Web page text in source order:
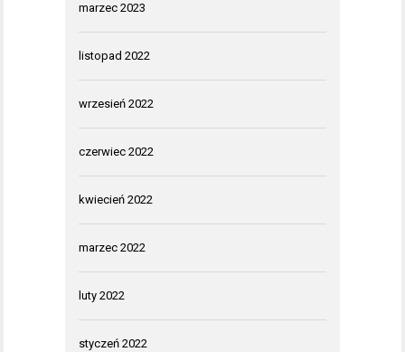
marzec 2023
listopad 2022
wrzesień 2022
czerwiec 2022
kwiecień 2022
marzec 2022
luty 2022
styczeń 2022